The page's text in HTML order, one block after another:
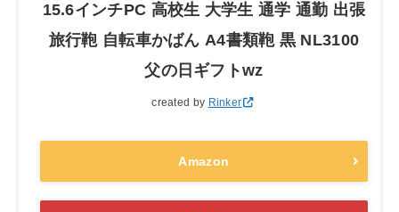
15.6インチPC 高校生 大学生 通学 通勤 出張
旅行鞄 自転車かばん A4書類鞄 黒 NL3100
父の日ギフトwz
created by Rinker
Amazon